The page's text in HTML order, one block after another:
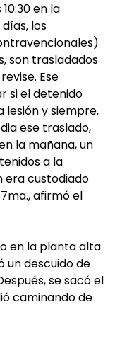
en la
los
son trasladados
Ese
si el detenido
lesión y siempre,
ese traslado,
la mañana, un
a la
era custodiado
afirmó el
en la planta alta
un descuido de
se sacó el
caminando de